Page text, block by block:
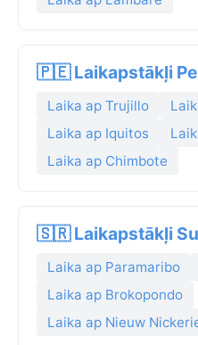
🇵🇪 Laikapstākļi
Laika ap Trujillo
Laika ap Iquitos
Laika ap Chimbote
🇸🇷 Laikapstākļi
Laika ap Paramaribo
Laika ap Brokopondo
Laika ap Nieuw